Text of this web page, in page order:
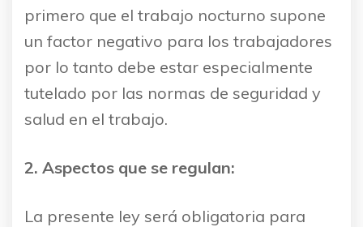
primero que el trabajo nocturno supone
un factor negativo para los trabajadores
por lo tanto debe estar especialmente
tutelado por las normas de seguridad y
salud en el trabajo.
2. Aspectos que se regulan:
La presente ley será obligatoria para